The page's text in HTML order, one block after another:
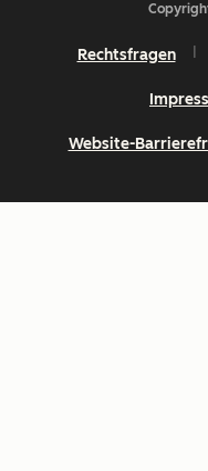
Rechtsfragen
Website-